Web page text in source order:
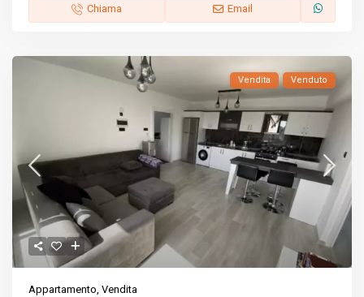
Chiama Email
Vendita Venduto
Appartamento,Vendita